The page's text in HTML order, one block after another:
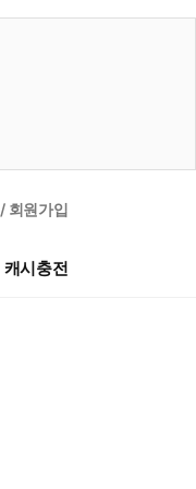
/ 회원가입
캐시충전